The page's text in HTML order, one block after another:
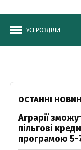
УСІ РОЗДІЛИ
ОСТАННІ
Аграрії
пільгові
програмою 5-